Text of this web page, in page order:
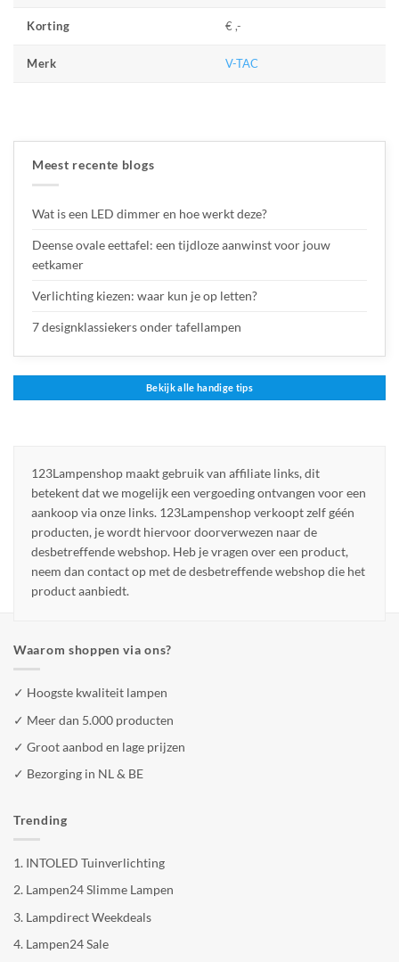
Korting € ,-
Merk V-TAC
Meest recente blogs
Wat is een LED dimmer en hoe werkt deze?
Deense ovale eettafel: een tijdloze aanwinst voor jouw
eetkamer
Verlichting kiezen: waar kun je op letten?
7 designklassiekers onder tafellampen
Bekijk alle handige tips
123Lampenshop maakt gebruik van affiliate links, dit
betekent dat we mogelijk een vergoeding ontvangen voor een
aankoop via onze links. 123Lampenshop verkoopt zelf géén
producten, je wordt hiervoor doorverwezen naar de
desbetreffende webshop. Heb je vragen over een product,
neem dan contact op met de desbetreffende webshop die het
product aanbiedt.
Waarom shoppen via ons?
✓ Hoogste kwaliteit lampen
✓ Meer dan 5.000 producten
✓ Groot aanbod en lage prijzen
✓ Bezorging in NL & BE
Trending
1. INTOLED Tuinverlichting
2. Lampen24 Slimme Lampen
3. Lampdirect Weekdeals
4. Lampen24 Sale